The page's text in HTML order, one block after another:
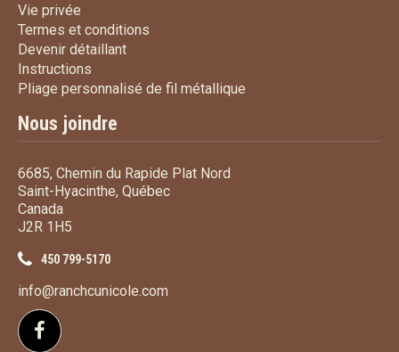
Vie privée
Termes et conditions
Devenir détaillantDevenir détaillant
Instructions
Pliage personnalisé de fil métallique
Nous joindre
6685, Chemin du Rapide Plat Nord
Saint-Hyacinthe, Québec
Canada
J2R 1H5
450 799-5170
info@ranchcunicole.com
Suivez-nous sur Facebook